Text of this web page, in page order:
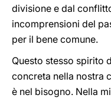
divisione e dal
incomprensioni del
per il bene comune.
Questo stesso spirito
concreta nella nostra
è nel bisogno. Nella